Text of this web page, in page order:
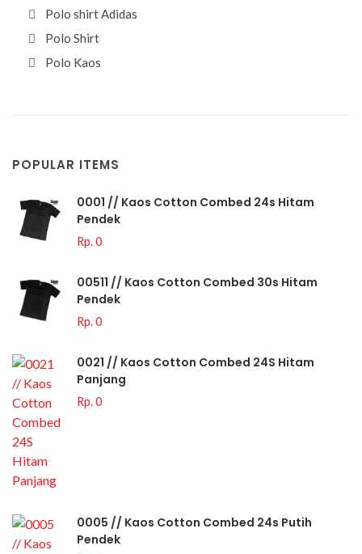
Polo shirt Adidas
Polo Shirt
Polo Kaos
POPULAR ITEMS
0001 // Kaos Cotton Combed 24s Hitam
Pendek
Rp. 0
00511 // Kaos Cotton Combed 30s Hitam
Pendek
Rp. 0
0021 // Kaos Cotton Combed 24S Hitam
Panjang
Rp. 0
0005 // Kaos Cotton Combed 24s Putih
Pendek